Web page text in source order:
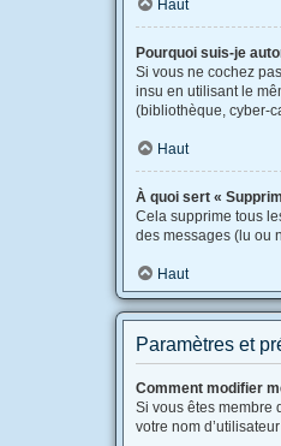
Haut
Pourquoi suis-je
Si vous ne cochez
insu en utilisant le
(bibliothèque, cyber-
Haut
À quoi sert «
Cela supprime tous
des messages (lu ou
Haut
Paramètres et
Comment modifier
Si vous êtes membre
votre nom